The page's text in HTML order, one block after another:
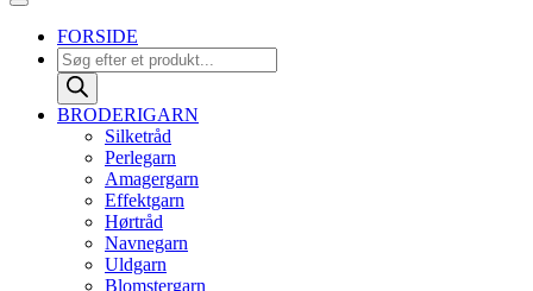
FORSIDE
Products
search
BRODERIGARN
Silketråd
Perlegarn
Amagergarn
Effektgarn
Hørtråd
Navnegarn
Uldgarn
Blomstergarn